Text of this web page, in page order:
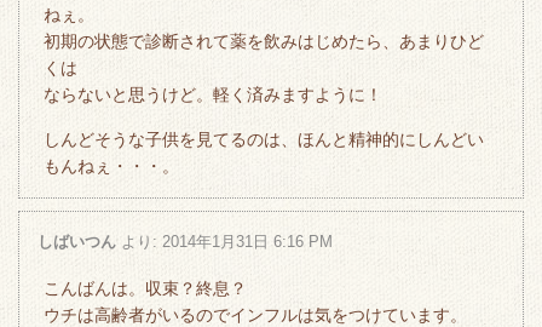
ねぇ。
初期の状態で診断されて薬を飲みはじめたら、あまりひど
くは
ならないと思うけど。軽く済みますように！
しんどそうな子供を見てるのは、ほんと精神的にしんどい
もんねぇ・・・。
しばいつん より: 2014年1月31日 6:16 PM
こんばんは。収束？終息？
ウチは高齢者がいるのでインフルは気をつけています。